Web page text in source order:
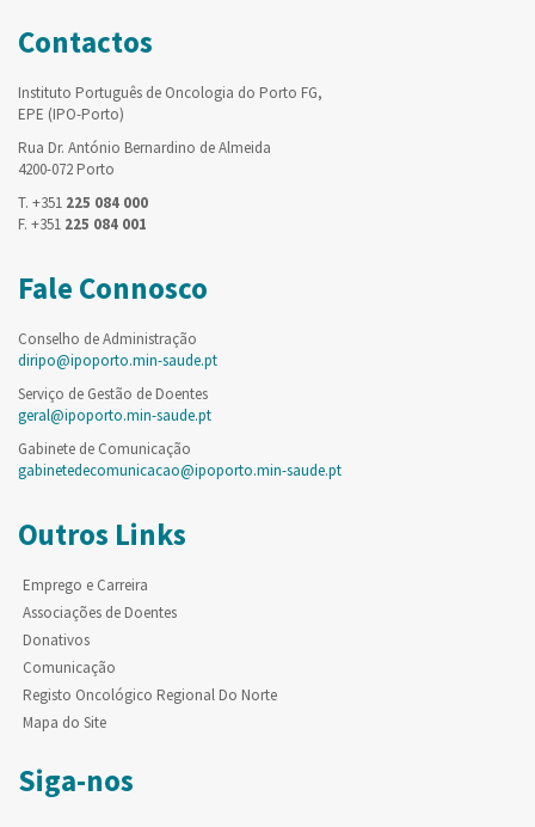
Contactos
Instituto Português de Oncologia do Porto FG,
EPE (IPO-Porto)
Rua Dr. António Bernardino de Almeida
4200-072 Porto
T. +351 225 084 000
F. +351 225 084 001
Fale Connosco
Conselho de Administração
diripo@ipoporto.min-saude.pt
Serviço de Gestão de Doentes
geral@ipoporto.min-saude.pt
Gabinete de Comunicação
gabinetedecomunicacao@ipoporto.min-saude.pt
Outros Links
Emprego e Carreira
Associações de Doentes
Donativos
Comunicação
Registo Oncológico Regional Do Norte
Mapa do Site
Siga-nos